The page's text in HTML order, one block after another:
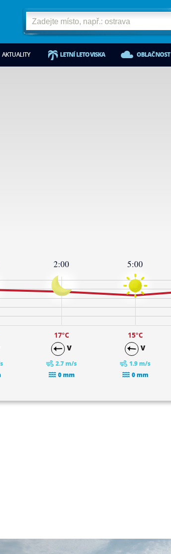
AKTUALITY LETNÍ LETOVISKA OBLAČNOST
2:00
17°C
V
2.7 m/s
0 mm
5:00
15°C
V
1.9 m/s
0 mm